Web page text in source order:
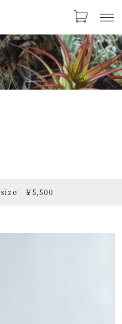
LOGIN
size ￥5,500
］5号size ￥5,500